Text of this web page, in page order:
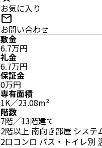
お気に入り
mail
お問い合わせ
敷金
6.7万円
礼金
6.7万円
保証金
0万円
専有面積
1K／23.08m²
階数
7階／13階建て
2階以上 南向き部屋 システ
2口コンロ バス・トイレ別